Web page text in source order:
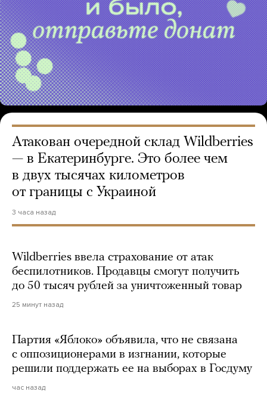
Атакован очередной склад Wildberries
— в Екатеринбурге. Это более чем
в двух тысячах километров
от границы с Украиной
3 часа назад
Wildberries ввела страхование от атак
беспилотников. Продавцы смогут получить
до 50 тысяч рублей за уничтоженный товар
25 минут назад
Партия «Яблоко» объявила, что не связана
с оппозиционерами в изгнании, которые
решили поддержать ее на выборах в Госдуму
час назад